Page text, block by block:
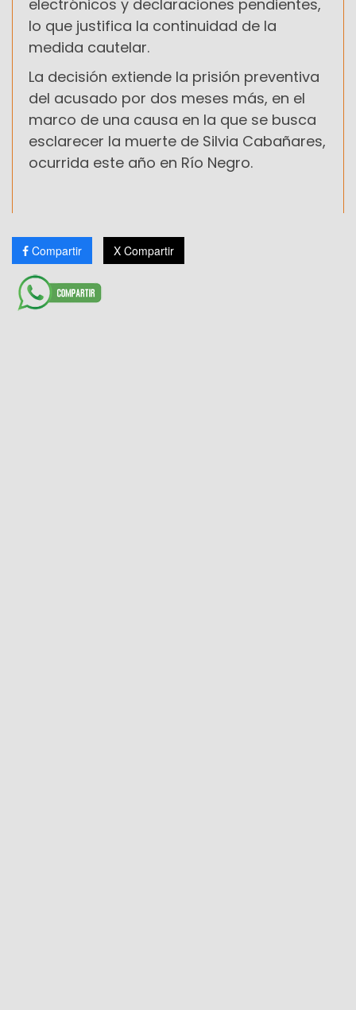
electrónicos y declaraciones pendientes,
lo que justifica la continuidad de la
medida cautelar.
La decisión extiende la prisión preventiva
del acusado por dos meses más, en el
marco de una causa en la que se busca
esclarecer la muerte de Silvia Cabañares,
ocurrida este año en Río Negro.
Compartir X Compartir